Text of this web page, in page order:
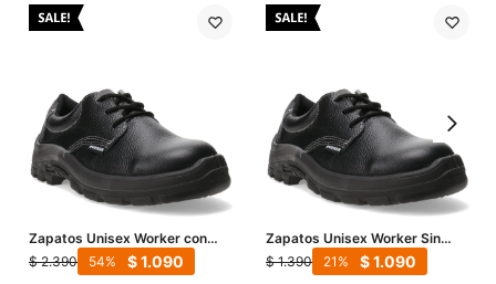
Zapatos Unisex Worker con
Puntera Plastica - Negro
$ 2.390 $1.090
54
Zapatos Unisex Worker Sin
Puntera - Negro
$ 1.390 $1.090
21